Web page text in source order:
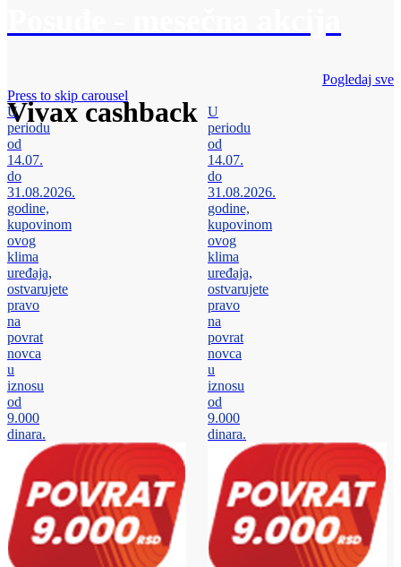
Vivax cashback
Pogledaj sve
Press to skip carousel
U
periodu
od
14.07.
do
31.08.2026.
godine,
kupovinom
ovog
klima
uređaja,
ostvarujete
pravo
na
povrat
novca
u
iznosu
od
9.000
dinara.
U
periodu
od
14.07.
do
31.08.2026.
godine,
kupovinom
ovog
klima
uređaja,
ostvarujete
pravo
na
povrat
novca
u
iznosu
od
9.000
dinara.